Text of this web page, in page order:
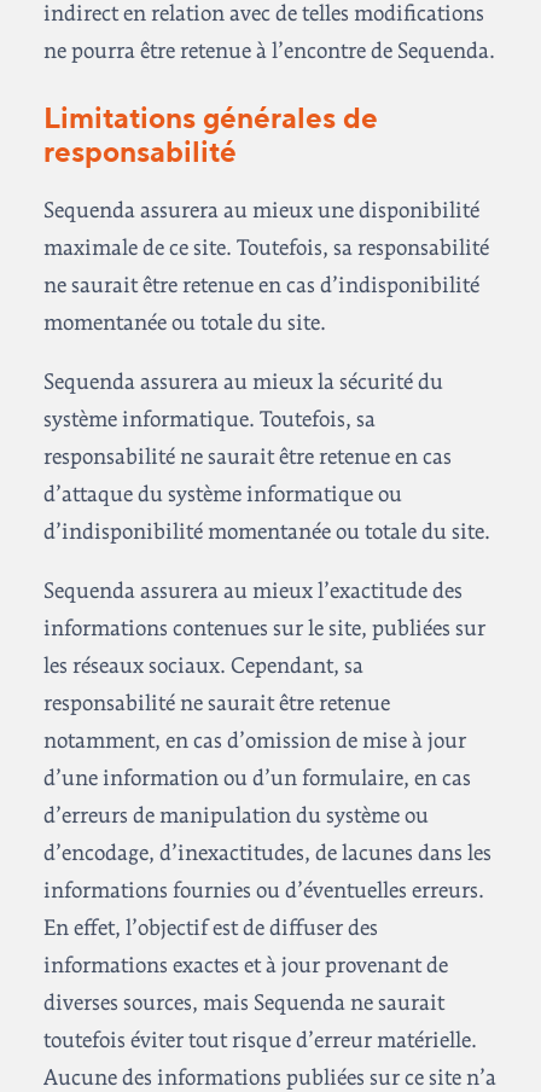
indirect en relation avec de telles modifications
ne pourra être retenue à l’encontre de Sequenda.
Limitations générales de
responsabilité
Sequenda assurera au mieux une disponibilité
maximale de ce site. Toutefois, sa responsabilité
ne saurait être retenue en cas d’indisponibilité
momentanée ou totale du site.
Sequenda assurera au mieux la sécurité du
système informatique. Toutefois, sa
responsabilité ne saurait être retenue en cas
d’attaque du système informatique ou
d’indisponibilité momentanée ou totale du site.
Sequenda assurera au mieux l’exactitude des
informations contenues sur le site, publiées sur
les réseaux sociaux. Cependant, sa
responsabilité ne saurait être retenue
notamment, en cas d’omission de mise à jour
d’une information ou d’un formulaire, en cas
d’erreurs de manipulation du système ou
d’encodage, d’inexactitudes, de lacunes dans les
informations fournies ou d’éventuelles erreurs.
En effet, l’objectif est de diffuser des
informations exactes et à jour provenant de
diverses sources, mais Sequenda ne saurait
toutefois éviter tout risque d’erreur matérielle.
Aucune des informations publiées sur ce site n’a